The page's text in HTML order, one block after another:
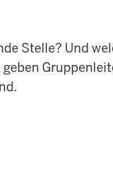
Stelle? Und